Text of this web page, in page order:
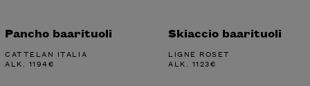
Pancho baarituoli
CATTELAN ITALIA
ALK. 1194€
Skiaccio baarituoli
LIGNE ROSET
ALK. 1123€